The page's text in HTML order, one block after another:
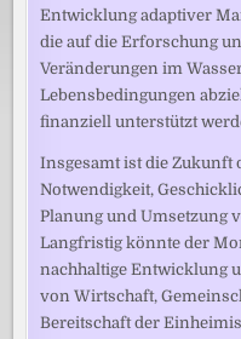
Entwicklung adaptiver
die auf die Erforschung
Veränderungen im
Lebensbedingungen
finanziell unterstützt
Insgesamt ist die Zukunft
Notwendigkeit,
Planung und Umsetzung
Langfristig könnte der
nachhaltige Entwicklung
von Wirtschaft,
Bereitschaft der